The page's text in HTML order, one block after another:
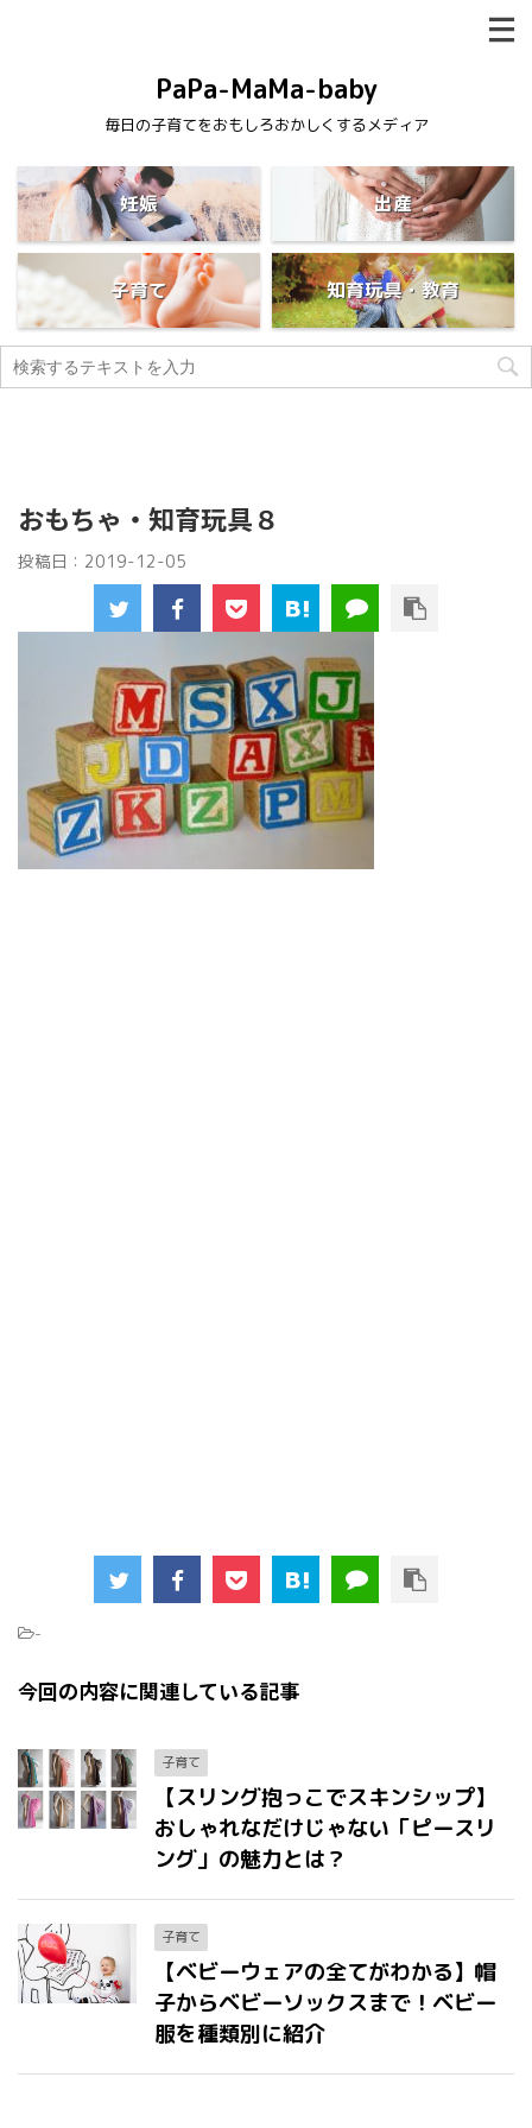
PaPa-MaMa-baby
毎日の子育てをおもしろおかしくするメディア
妊娠 出産
子育て 知育玩具・教育
おもちゃ・知育玩具８
投稿日： 2019-12-05
-
今回の内容に関連している記事
子育て
【スリング抱っこでスキンシップ】
おしゃれなだけじゃない「ピースリ
ング」の魅力とは？
子育て
【ベビーウェアの全てがわかる】帽
子からベビーソックスまで！ベビー
服を種類別に紹介